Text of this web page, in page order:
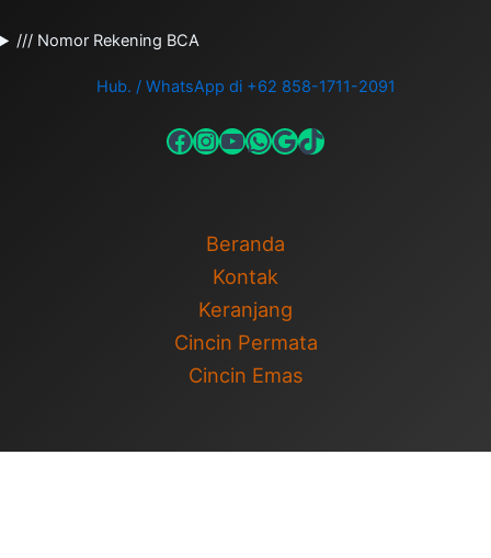
/// Nomor Rekening BCA
Hub. / WhatsApp di +62 858-1711-2091
Beranda
Kontak
Keranjang
Cincin Permata
Cincin Emas